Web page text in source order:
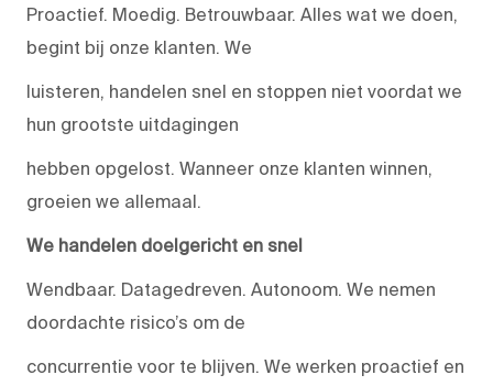
Proactief. Moedig. Betrouwbaar. Alles wat we doen,
begint bij onze klanten. We
luisteren, handelen snel en stoppen niet voordat we
hun grootste uitdagingen
hebben opgelost. Wanneer onze klanten winnen,
groeien we allemaal.
We handelen doelgericht en snel
Wendbaar. Datagedreven. Autonoom. We nemen
doordachte risico’s om de
concurrentie voor te blijven. We werken proactief en